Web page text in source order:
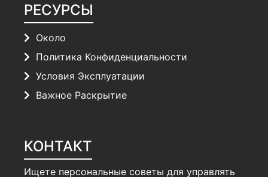
РЕСУРСЫ
Около
Политика Конфиденциальности
Условия Эксплуатации
Важное Раскрытие
КОНТАКТ
Ищете персональные советы для управлять